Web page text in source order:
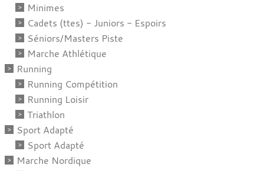
Minimes
Cadets (ttes) - Juniors - Espoirs
Séniors/Masters Piste
Marche Athlétique
Running
Running Compétition
Running Loisir
Triathlon
Sport Adapté
Sport Adapté
Marche Nordique